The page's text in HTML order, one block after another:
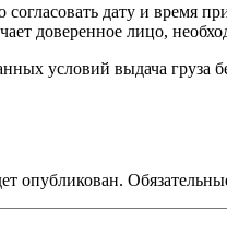
согласовать дату и время
доверенное лицо,
условий выдача груза
опубликован.